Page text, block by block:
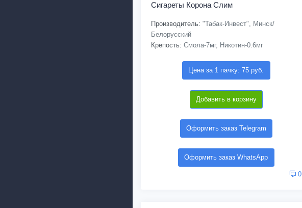
Сигареты Корона Слим
Производитель: "Табак-Инвест", Минск/
Белорусский
Крепость: Смола-7мг, Никотин-0.6мг
Цена за 1 пачку: 75 руб.
Добавить в корзину
Оформить заказ Telegram
Оформить заказ WhatsApp
0